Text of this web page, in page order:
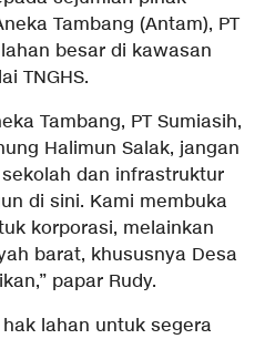
Tambang (Antam), PT
besar di kawasan
TNGHS.
Tambang, PT Sumiasih,
Halimun Salak, jangan
dan infrastruktur
di sini. Kami membuka
korporasi, melainkan
barat, khususnya Desa
papar Rudy.
lahan untuk segera